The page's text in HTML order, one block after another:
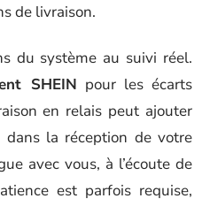
de livraison.
du système au suivi réel.
SHEIN pour les écarts
en relais peut ajouter
la réception de votre
avec vous, à l’écoute de
est parfois requise,